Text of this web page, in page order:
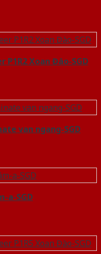
P1R2 Xoan Đào-SGD
van ngang-SGD
a-SGD